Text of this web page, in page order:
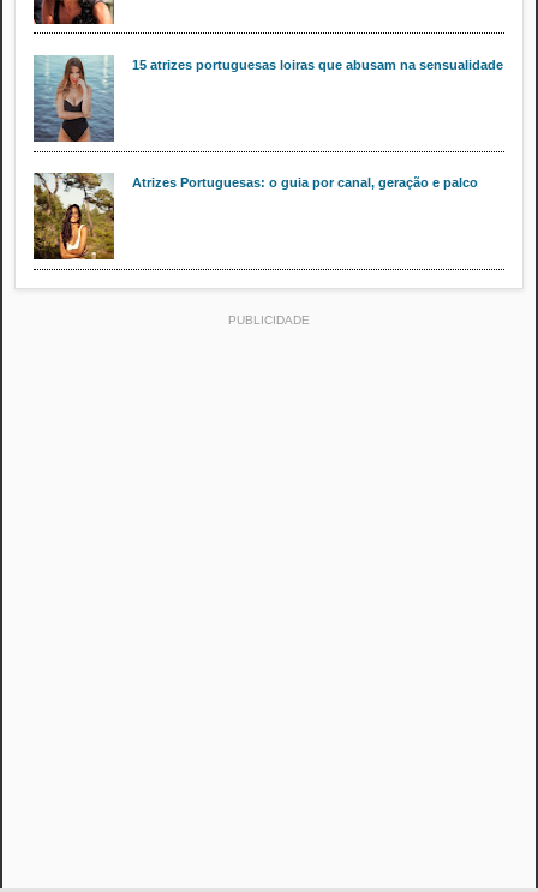
15 atrizes portuguesas loiras que abusam na sensualidade
Atrizes Portuguesas: o guia por canal, geração e palco
PUBLICIDADE